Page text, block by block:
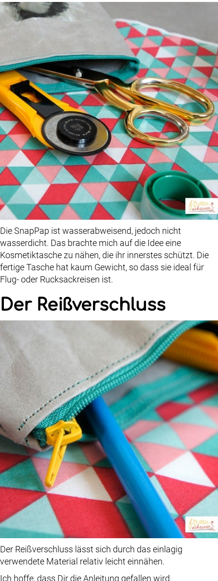
Die SnapPap ist wasserabweisend, jedoch nicht
wasserdicht. Das brachte mich auf die Idee eine
Kosmetiktasche zu nähen, die ihr innerstes schützt. Die
fertige Tasche hat kaum Gewicht, so dass sie ideal für
Flug- oder Rucksackreisen ist.
Der Reißverschluss
Der Reißverschluss lässt sich durch das einlagig
verwendete Material relativ leicht einnähen.
Ich hoffe, dass Dir die Anleitung gefallen wird.